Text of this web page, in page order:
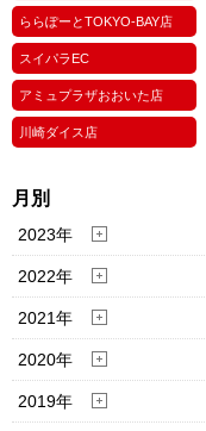
ららぽーとTOKYO-BAY店
スイパラEC
アミュプラザおおいた店
川崎ダイス店
月別
2023年
2022年
2021年
2020年
2019年